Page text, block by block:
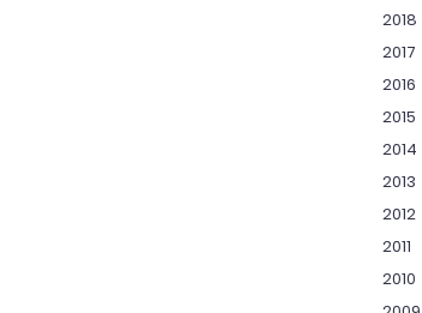
2018
2017
2016
2015
2014
2013
2012
2011
2010